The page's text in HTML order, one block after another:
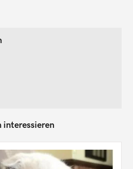
interessieren